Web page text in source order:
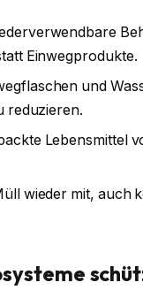
Einwegprodukte.
und
reduzieren.
Lebensmittel
wieder mit, auch